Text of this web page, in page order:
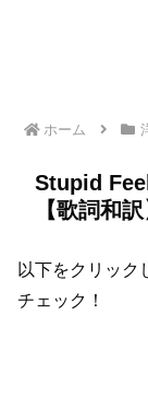
ホーム
Stupid
【歌詞和訳
以下をクリック
チェック！